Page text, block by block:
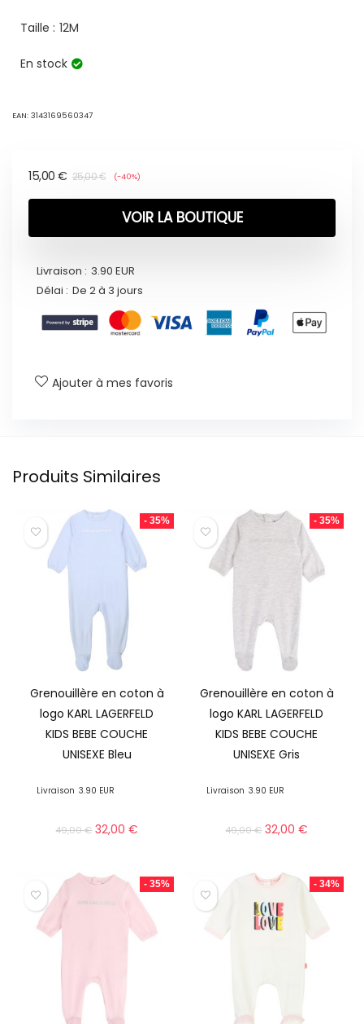
Taille : 12M
En stock
EAN: 3143169560347
25,00€
15,00 € (-40%)
VOIR LA BOUTIQUE
Livraison : 3.90 EUR
Délai : De 2 à 3 jours
Ajouter à mes favoris
Produits Similaires
- 35%
Grenouillère en coton à
logo KARL LAGERFELD
KIDS BEBE COUCHE
UNISEXE Bleu
Livraison 3.90 EUR
49,00€ 32,00€
- 35%
Grenouillère en coton à
logo KARL LAGERFELD
KIDS BEBE COUCHE
UNISEXE Gris
Livraison 3.90 EUR
49,00€ 32,00€
- 35% - 34%